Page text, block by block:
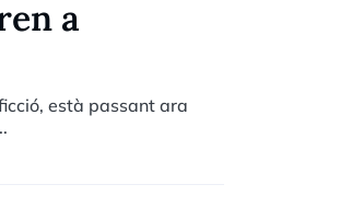
a
està passant ara